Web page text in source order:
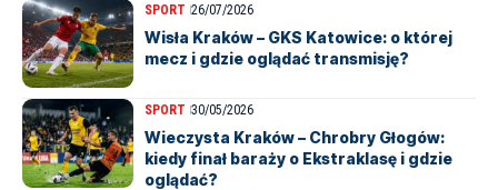
SPORT 26/07/2026
Wisła Kraków – GKS Katowice: o której
mecz i gdzie oglądać transmisję?
SPORT 30/05/2026
Wieczysta Kraków – Chrobry Głogów:
kiedy finał baraży o Ekstraklasę i gdzie
oglądać?